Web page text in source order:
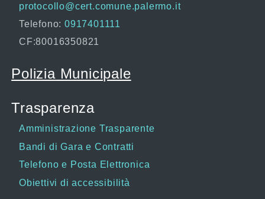
protocollo@cert.comune.palermo.it
Telefono: 0917401111
CF:80016350821
Polizia Municipale
Trasparenza
Amministrazione Trasparente
Bandi di Gara e Contratti
Telefono e Posta Elettronica
Obiettivi di accessibilità